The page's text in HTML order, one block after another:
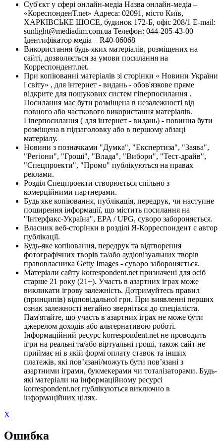
Суб'єкт у сфері онлайн-медіа Назва онлайн-медіа –
«КореспонденТ.net» Адреса: 02091, місто Київ,
ХАРКІВСЬКЕ ШОСЕ, будинок 172-Б, офіс 208/1 E-mail:
sunlight@mediadim.com.ua Телефон: 044-205-43-00
Ідентифікатор медіа – R40-06068
Використання будь-яких матеріалів, розміщених на
сайті, дозволяється за умови посилання на
Корреспондент.net.
При копіюванні матеріалів зі сторінки « Новини України
і світу» , для інтернет - видань - обов'язкове пряме
відкрите для пошукових систем гіперпосилання .
Посилання має бути розміщена в незалежності від
повного або часткового використання матеріалів.
Гіперпосилання ( для інтернет - видань) - повинна бути
розміщена в підзаголовку або в першому абзаці
матеріалу.
Новини з позначками "Думка", "Експертиза", "Заява",
"Регіони", "Гроші", "Влада", "Вибори", "Тест-драйв",
"Спецпроекти", "Промо" публікуються на правах
реклами.
Розділ Спецпроекти створюється спільно з
комерційними партнерами.
Будь яке копіювання, публікація, передрук, чи наступне
поширення інформації, що містить посилання на
"Інтерфакс-Україна", EPA / UPG, суворо забороняється.
Власник веб-сторінки в розділі Я-Корреспондент є автор
публікації.
Будь-яке копіювання, передрук та відтворення
фотографічних творів та/або аудіовізуальних творів
правовласника Getty Images - суворо забороняється.
Матеріали сайту korrespondent.net призначені для осіб
старше 21 року (21+). Участь в азартних іграх може
викликати ігрову залежність. Дотримуйтесь правил
(принципів) відповідальної гри. При виявленні перших
ознак залежності негайно зверніться до спеціаліста.
Пам'ятайте, що участь в азартних іграх не може бути
джерелом доходів або альтернативою роботі.
Інформаційний ресурс korrespondent.net не проводить
ігри на реальні та/або віртуальні гроші, також сайт не
приймає ні в якій формі оплату ставок та інших
платежів, які пов’язані/можуть бути пов’язані з
азартними іграми, букмекерами чи тоталізаторами. Будь-
які матеріали на інформаційному ресурсі
korrespondent.net публікуються виключно в
інформаційних цілях.
X
Ошибка